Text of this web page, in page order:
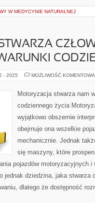
W MEDYCYNIE NATURALNEJ
- 2025 MOŻLIWOŚĆ
Motoryzacja stwarza nam
codziennego życia
wyjątkowo obszernie
obejmuje ona wszelkie
mechanicznie. Jednak
się maszyny, które
pojazdów motoryzacyjnych i
dziedzina, jaka stwarza
dlatego że dostępność